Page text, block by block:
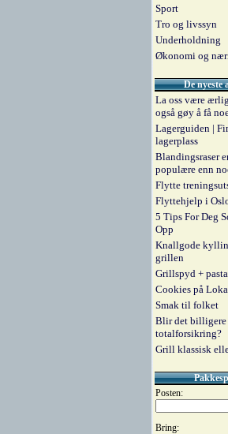
Sport
Tro og livssyn
Underholdning
Økonomi og
De nyeste
La oss være
også gøy å få
Lagerguiden |
lagerplass
Blandingsraser
populære enn
Flytte
Flyttehjelp i
5 Tips For Deg
Opp
Knallgode
grillen
Grillspyd +
Cookies på
Smak til folket
Blir det billigere
totalforsikring?
Grill klassisk
Posten:
Bring: